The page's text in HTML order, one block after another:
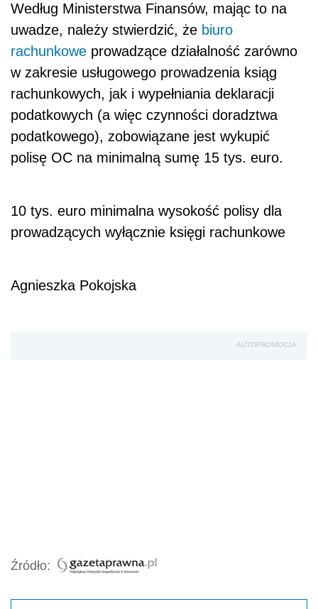
Według Ministerstwa Finansów, mając to na
uwadze, należy stwierdzić, że biuro
rachunkowe prowadzące działalność zarówno
w zakresie usługowego prowadzenia ksiąg
rachunkowych, jak i wypełniania deklaracji
podatkowych (a więc czynności doradztwa
podatkowego), zobowiązane jest wykupić
polisę OC na minimalną sumę 15 tys. euro.
10 tys. euro minimalna wysokość polisy dla
prowadzących wyłącznie księgi rachunkowe
Agnieszka Pokojska
AUTOPROMOCJA
Źródło: